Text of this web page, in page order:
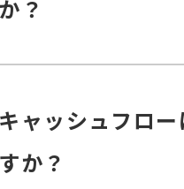
？
ャッシュフロ
か？